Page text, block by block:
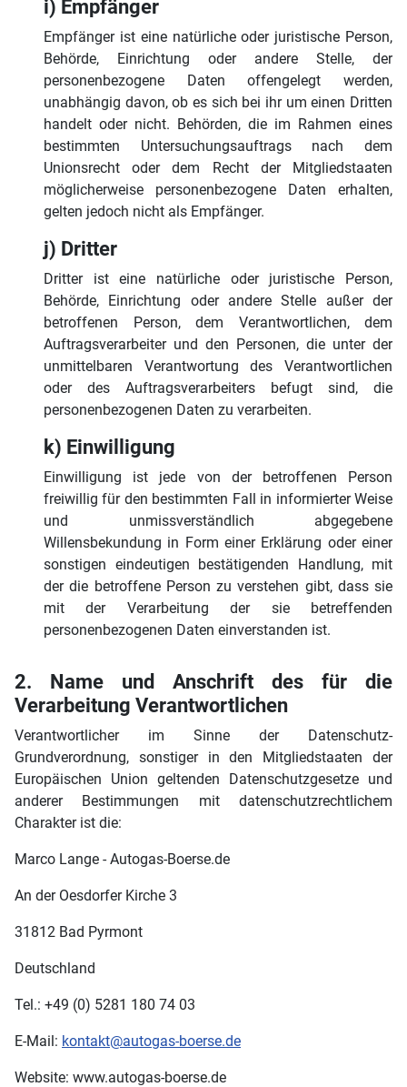
i) Empfänger
Empfänger ist eine natürliche oder juristische Person,
Behörde, Einrichtung oder andere Stelle, der
personenbezogene Daten offengelegt werden,
unabhängig davon, ob es sich bei ihr um einen Dritten
handelt oder nicht. Behörden, die im Rahmen eines
bestimmten Untersuchungsauftrags nach dem
Unionsrecht oder dem Recht der Mitgliedstaaten
möglicherweise personenbezogene Daten erhalten,
gelten jedoch nicht als Empfänger.
j) Dritter
Dritter ist eine natürliche oder juristische Person,
Behörde, Einrichtung oder andere Stelle außer der
betroffenen Person, dem Verantwortlichen, dem
Auftragsverarbeiter und den Personen, die unter der
unmittelbaren Verantwortung des Verantwortlichen
oder des Auftragsverarbeiters befugt sind, die
personenbezogenen Daten zu verarbeiten.
k) Einwilligung
Einwilligung ist jede von der betroffenen Person
freiwillig für den bestimmten Fall in informierter Weise
und unmissverständlich abgegebene
Willensbekundung in Form einer Erklärung oder einer
sonstigen eindeutigen bestätigenden Handlung, mit
der die betroffene Person zu verstehen gibt, dass sie
mit der Verarbeitung der sie betreffenden
personenbezogenen Daten einverstanden ist.
2. Name und Anschrift des für die
Verarbeitung Verantwortlichen
Verantwortlicher im Sinne der Datenschutz-
Grundverordnung, sonstiger in den Mitgliedstaaten der
Europäischen Union geltenden Datenschutzgesetze und
anderer Bestimmungen mit datenschutzrechtlichem
Charakter ist die:
Marco Lange - Autogas-Boerse.de
An der Oesdorfer Kirche 3
31812 Bad Pyrmont
Deutschland
Tel.: +49 (0) 5281 180 74 03
E-Mail: kontakt@autogas-boerse.de
Website: www.autogas-boerse.de